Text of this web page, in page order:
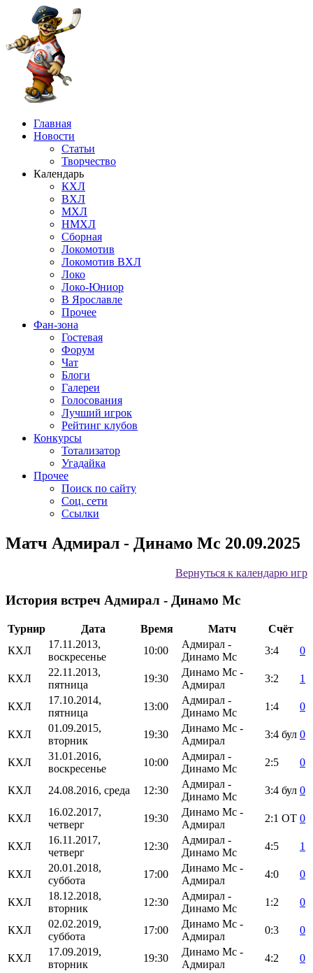
Главная
Новости
Статьи
Творчество
Календарь
КХЛ
ВХЛ
МХЛ
НМХЛ
Сборная
Локомотив
Локомотив ВХЛ
Локо
Локо-Юниор
В Ярославле
Прочее
Фан-зона
Гостевая
Форум
Чат
Блоги
Галереи
Голосования
Лучший игрок
Рейтинг клубов
Конкурсы
Тотализатор
Угадайка
Прочее
Поиск по сайту
Соц. сети
Ссылки
Матч Адмирал - Динамо Мс 20.09.2025
Вернуться к календарю игр
История встреч Адмирал - Динамо Мс
Турнир Дата Время Матч
Счёт
КХЛ
17.11.2013,
воскресенье
10:00
Адмирал -
Динамо Мс
3:4 0
КХЛ
22.11.2013,
пятница
19:30
Динамо Мс -
Адмирал
3:2 1
КХЛ
17.10.2014,
пятница
13:00
Адмирал -
Динамо Мс
1:4 0
КХЛ
01.09.2015,
вторник
19:30
Динамо Мс -
Адмирал
3:4 бул 0
КХЛ
31.01.2016,
воскресенье
10:00
Адмирал -
Динамо Мс
2:5 0
КХЛ 24.08.2016, среда 12:30
Адмирал -
Динамо Мс
3:4 бул 0
КХЛ
16.02.2017,
четверг
19:30
Динамо Мс -
Адмирал
2:1 ОТ 0
КХЛ
16.11.2017,
четверг
12:30
Адмирал -
Динамо Мс
4:5 1
КХЛ
20.01.2018,
суббота
17:00
Динамо Мс -
Адмирал
4:0 0
КХЛ
18.12.2018,
вторник
12:30
Адмирал -
Динамо Мс
1:2 0
КХЛ
02.02.2019,
суббота
17:00
Динамо Мс -
Адмирал
0:3 0
КХЛ
17.09.2019,
вторник
19:30
Динамо Мс -
Адмирал
4:2 0